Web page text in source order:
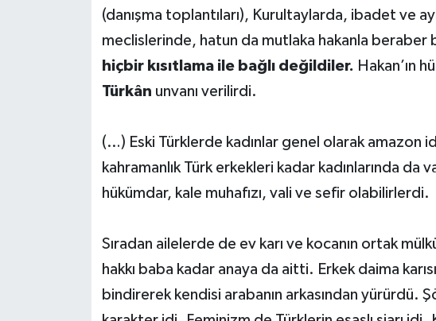
(danışma toplantıları), Kurultaylarda, ibadet ve
meclislerinde, hatun da mutlaka hakanla beraber
hiçbir kısıtlama ile bağlı değildiler. Hakan’ın
Türkân unvanı verilirdi.
(…) Eski Türklerde kadınlar genel olarak amazon
kahramanlık Türk erkekleri kadar kadınlarında da
hükümdar, kale muhafızı, vali ve sefir olabilirlerdi.
Sıradan ailelerde de ev karı ve kocanın ortak
hakkı baba kadar anaya da aitti. Erkek daima
bindirerek kendisi arabanın arkasından yürürdü.